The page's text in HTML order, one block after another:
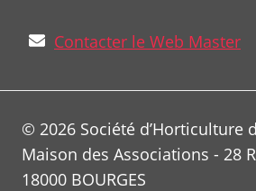
Contacter le Web Master
© 2026 Société d’Horticulture
Maison des Associations - 28
18000 BOURGES